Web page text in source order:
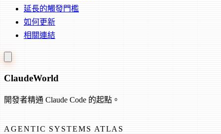
延長的觸發門檻
如何更新
相關連結
ClaudeWorld
開發者精通 Claude Code 的起點。
AGENTIC SYSTEMS ATLAS